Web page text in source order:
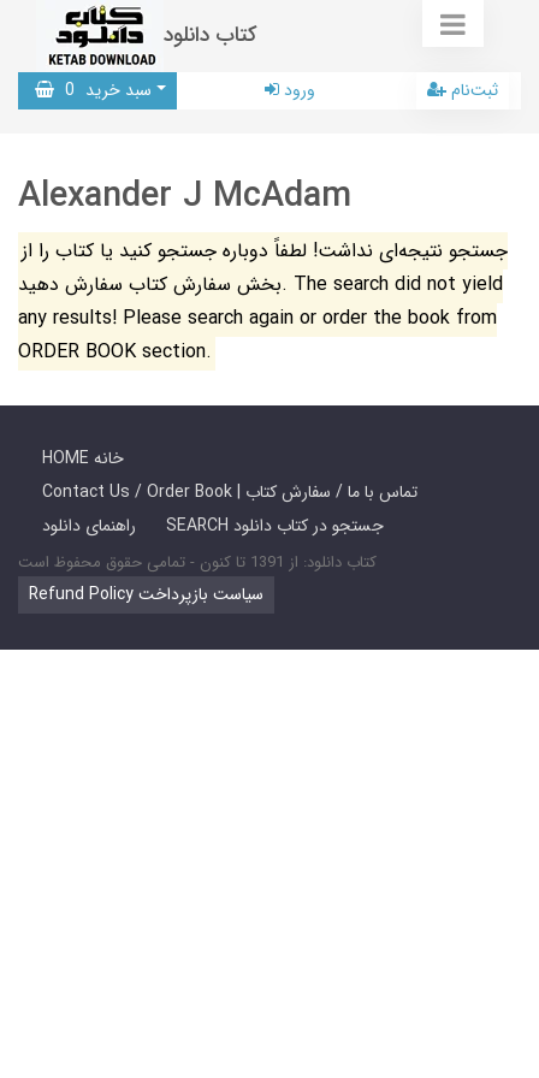
کتاب دانلود
سبد خرید 0 ورود ثبت‌نام
Alexander J McAdam
جستجو نتیجه‌ای نداشت! لطفاً دوباره جستجو کنید یا کتاب را از
بخش سفارش کتاب سفارش دهید. The search did not yield
any results! Please search again or order the book from
ORDER BOOK section.
HOME خانه
Contact Us / Order Book | تماس با ما / سفارش کتاب
راهنمای دانلود
SEARCH جستجو در کتاب دانلود
کتاب دانلود: از 1391 تا کنون - تمامی حقوق محفوظ است
Refund Policy سیاست بازپرداخت